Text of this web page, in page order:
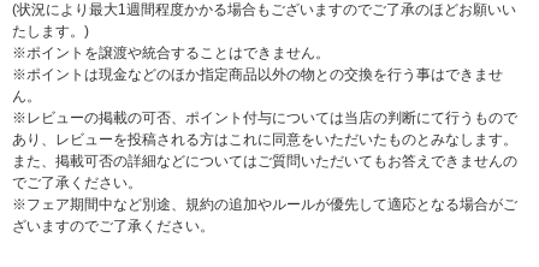
(状況により最大1週間程度かかる場合もございますのでご了承のほどお願いい
たします。)
※ポイントを譲渡や統合することはできません。
※ポイントは現金などのほか指定商品以外の物との交換を行う事はできませ
ん。
※レビューの掲載の可否、ポイント付与については当店の判断にて行うもので
あり、レビューを投稿される方はこれに同意をいただいたものとみなします。
また、掲載可否の詳細などについてはご質問いただいてもお答えできませんの
でご了承ください。
※フェア期間中など別途、規約の追加やルールが優先して適応となる場合がご
ざいますのでご了承ください。